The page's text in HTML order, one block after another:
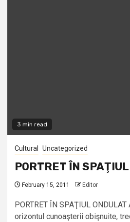
3 min read
Cultural Uncategorized
PORTRET ÎN
February 15, 2011 Editor
PORTRET ÎN SPAŢIUL
orizontul cunoaşterii obişnuite,